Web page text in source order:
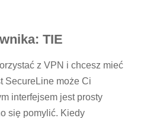
TIE
z VPN i chcesz mieć
SecureLine może Ci
interfejsem jest prosty
się pomylić. Kiedy